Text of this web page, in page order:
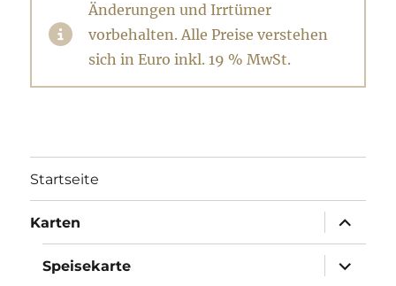
Änderungen und Irrtümer
vorbehalten. Alle Preise verstehen
sich in Euro inkl. 19 % MwSt.
Startseite
Karten
öffnen
Speisekarte
öffnen